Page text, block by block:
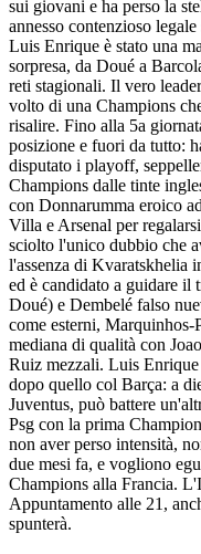
sui giovani e ha perso la
annesso contenzioso
Luis Enrique è stato una
sorpresa, da Doué a
reti stagionali. Il vero
volto di una Champions
risalire. Fino alla 5a
posizione e fuori da tutto:
disputato i playoff,
Champions dalle tinte
con Donnarumma eroico
Villa e Arsenal per
sciolto l'unico dubbio che
l'assenza di Kvaratskhelia
ed è candidato a guidare il
Doué) e Dembelé falso
come esterni,
mediana di qualità con
Ruiz mezzali. Luis
dopo quello col Barça: a
Juventus, può battere
Psg con la prima
non aver perso intensità,
due mesi fa, e vogliono
Champions alla Francia.
Appuntamento alle 21,
spunterà.